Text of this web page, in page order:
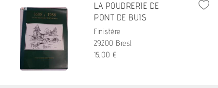
LA POUDRERIE DE
PONT DE BUIS
Finistère
29200 Brest
15,00 €